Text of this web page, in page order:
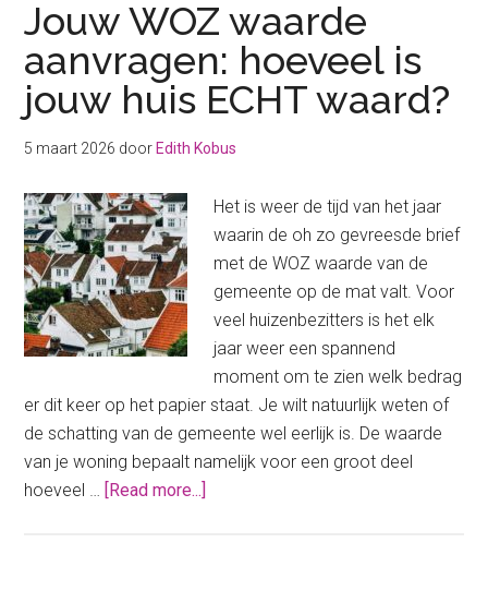
Jouw WOZ waarde
aanvragen: hoeveel is
jouw huis ECHT waard?
5 maart 2026 door Edith Kobus
Het is weer de tijd van het jaar
waarin de oh zo gevreesde brief
met de WOZ waarde van de
gemeente op de mat valt. Voor
veel huizenbezitters is het elk
jaar weer een spannend
moment om te zien welk bedrag
er dit keer op het papier staat. Je wilt natuurlijk weten of
de schatting van de gemeente wel eerlijk is. De waarde
van je woning bepaalt namelijk voor een groot deel
hoeveel …
[Read more...]